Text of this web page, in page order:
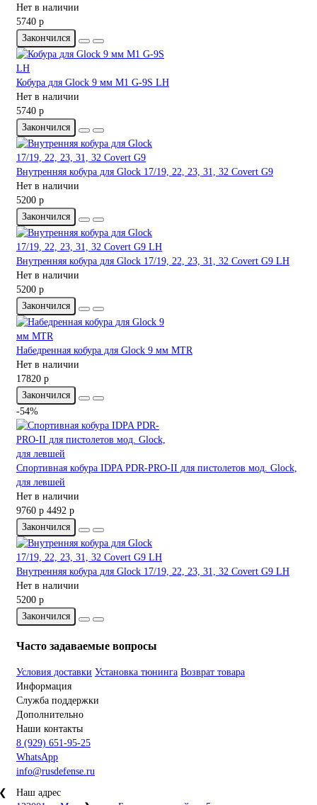
Нет в наличии
5740 р
Закончился
Кобура для Glock 9 мм M1 G-9S LH
Нет в наличии
5740 р
Закончился
Внутренняя кобура для Glock 17/19, 22, 23, 31, 32 Covert G9
Нет в наличии
5200 р
Закончился
Внутренняя кобура для Glock 17/19, 22, 23, 31, 32 Covert G9 LH
Нет в наличии
5200 р
Закончился
Набедренная кобура для Glock 9 мм MTR
Нет в наличии
17820 р
Закончился
-54%
Спортивная кобура IDPA PDR-PRO-II для пистолетов мод. Glock,
для левшей
Нет в наличии
9760 р 4492 р
Закончился
Внутренняя кобура для Glock 17/19, 22, 23, 31, 32 Covert G9 LH
Нет в наличии
5200 р
Закончился
Часто задаваемые вопросы
Условия доставки Установка тюнинга Возврат товара
Информация
Служба поддержки
Дополнительно
Наши контакты
8 (929) 651-95-25
WhatsApp
info@rusdefense.ru
Наш адрес